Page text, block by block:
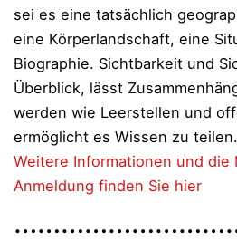
sei es eine tatsächlich
eine Körperlandschaft, eine
Biographie. Sichtbarkeit und
Überblick, lässt
werden wie Leerstellen und
ermöglicht es Wissen zu teilen.
Weitere Informationen und die
Anmeldung finden Sie hier